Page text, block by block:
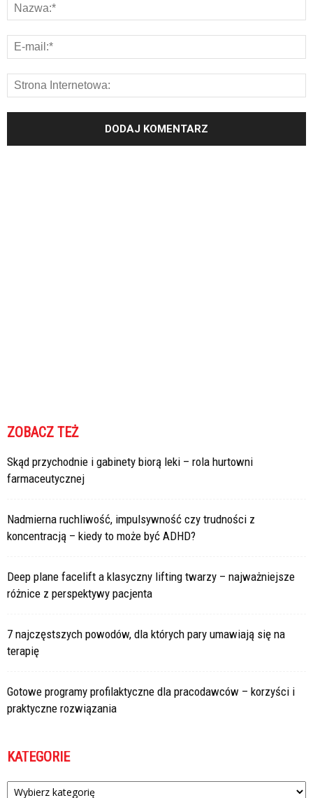
ZOBACZ TEŻ
Skąd przychodnie i gabinety biorą leki – rola hurtowni
farmaceutycznej
Nadmierna ruchliwość, impulsywność czy trudności z
koncentracją – kiedy to może być ADHD?
Deep plane facelift a klasyczny lifting twarzy – najważniejsze
różnice z perspektywy pacjenta
7 najczęstszych powodów, dla których pary umawiają się na
terapię
Gotowe programy profilaktyczne dla pracodawców – korzyści i
praktyczne rozwiązania
KATEGORIE
Kategorie